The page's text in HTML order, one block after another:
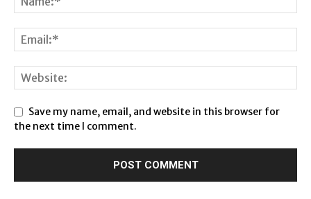
Save my name, email, and website in this browser for
the next time I comment.